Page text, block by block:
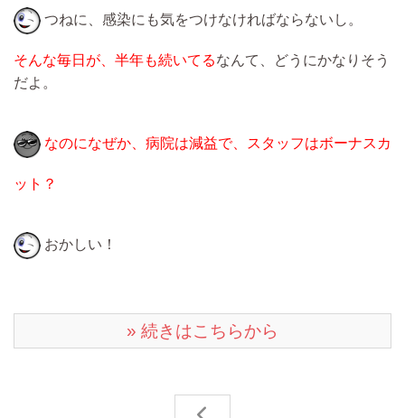
つねに、感染にも気をつけなければならないし。
そんな毎日が、半年も続いてるなんて、どうにかなりそう
だよ。
なのになぜか、病院は減益で、スタッフはボーナスカ
ット？
おかしい！
» 続きはこちらから